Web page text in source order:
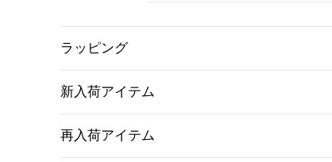
ラッピング
新入荷アイテム
再入荷アイテム